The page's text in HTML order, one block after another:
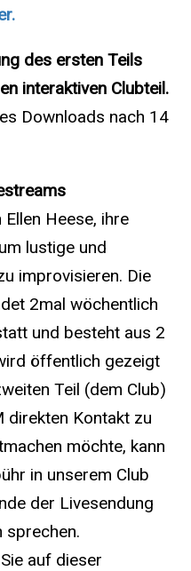
des ersten Teils
interaktiven Clubteil.
Downloads nach 14
Heese, ihre
lustige und
improvisieren. Die
2mal wöchentlich
und besteht aus 2
öffentlich gezeigt
Teil (dem Club)
direkten Kontakt zu
möchte, kann
in unserem Club
der Livesendung
sprechen.
auf dieser